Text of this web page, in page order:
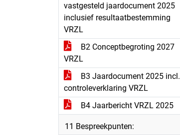
vastgesteld jaardocument 2025
inclusief resultaatbestemming
VRZL
B2 Conceptbegroting 2027
VRZL
B3 Jaardocument 2025 incl.
controleverklaring VRZL
B4 Jaarbericht VRZL 2025
11 Bespreekpunten: